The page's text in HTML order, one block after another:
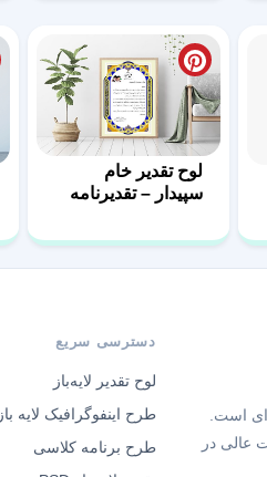
لوح تقدیر خام
سپیدار – تقدیرنامه
است.
عالی در
دسترسی سریع
لوح تقدیر لایه‌باز
طرح اینفوگرافیک لایه باز
طرح برنامه کلاسی